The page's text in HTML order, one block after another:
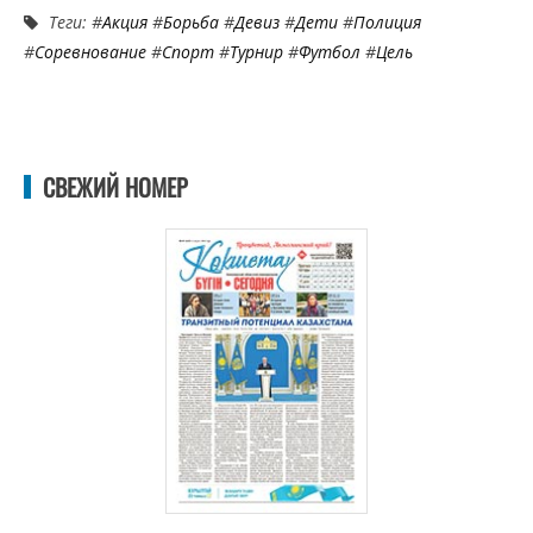
Теги: #Акция #Борьба #Девиз #Дети #Полиция
#Соревнование #Спорт #Турнир #Футбол #Цель
СВЕЖИЙ НОМЕР